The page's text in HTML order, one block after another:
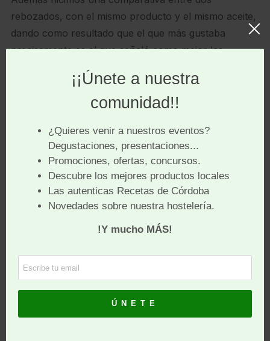
rebozados, con el mismo producto y el mismo aceite,
dando como resultado que el que más gustaba
precisamente es el que señaló como mejor las
investigaciones de la Universidad.